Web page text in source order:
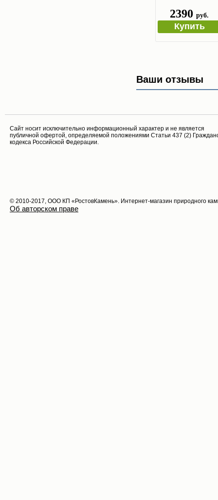
2390 руб.
Купить
Ваши отзывы
Cайт носит исключительно информационный характер и не является
публичной офертой, определяемой положениями Статьи 437 (2)
кодекса Российской Федерации.
© 2010-2017, ООО КП «РостовКамень». Интернет-магазин природного
Об авторском праве